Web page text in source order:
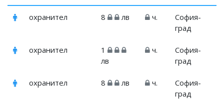
охранител 8 лв ч.
София-
град
охранител
1
лв
ч.
София-
град
охранител 8 лв ч.
София-
град